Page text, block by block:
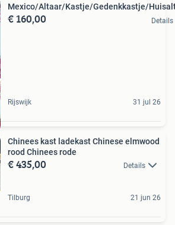
Mexico/Altaar/Kastje/Gedenkkastje/
€ 160,00 Details
Rijswijk 31 jul 26
Chinees kast ladekast Chinese elmwood
rood Chinees rode
€ 435,00 Details
Tilburg 21 jun 26